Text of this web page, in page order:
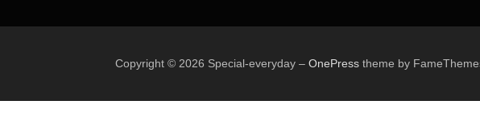
Copyright © 2026 Special-everyday – OnePresstheme by